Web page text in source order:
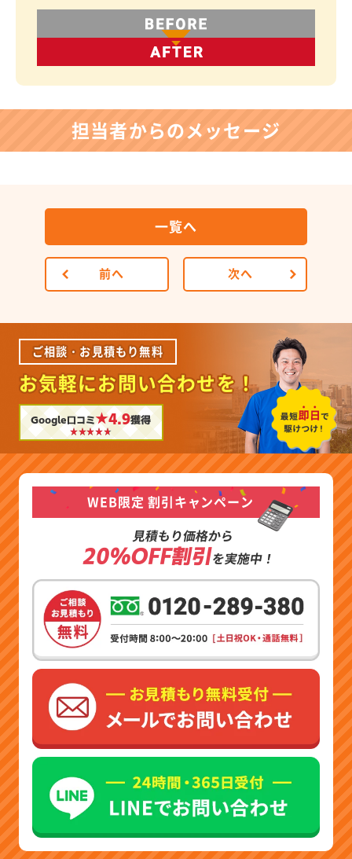
担当者からのメッセージ
前へ
一覧へ
次へ
ご相談・お見積もり無料
お気軽にお問い合わせを！
Google口コミ★4.9獲得
WEB限定 割引キャンペーン
見積もり価格から
20%OFF割引を実施中！